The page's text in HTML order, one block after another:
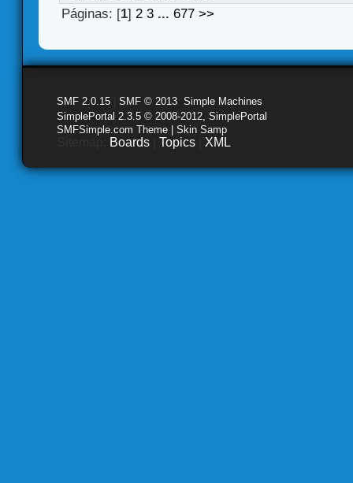
Páginas: [1]2 3 ...677 >>
SMF 2.0.15 SMF © 2013 Simple Machines
SimplePortal 2.3.5 © 2008-2012, SimplePortal
SMFSimple.com Theme | Skin Samp
Boards Topics XML